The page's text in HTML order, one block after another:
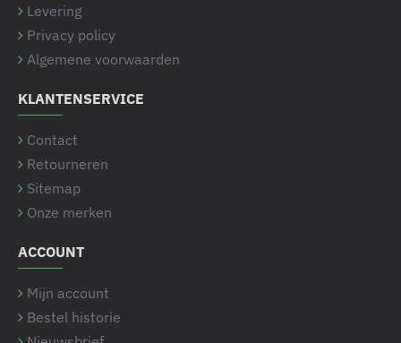
Levering
Privacy policy
Algemene voorwaarden
KLANTENSERVICE
Contact
Retourneren
Sitemap
Onze merken
ACCOUNT
Mijn account
Bestel historie